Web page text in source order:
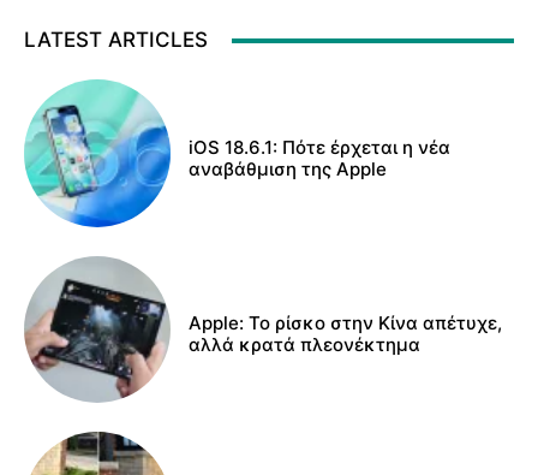
LATEST ARTICLES
iOS 18.6.1: Πότε έρχεται η νέα
αναβάθμιση της Apple
Apple: Το ρίσκο στην Κίνα απέτυχε,
αλλά κρατά πλεονέκτημα